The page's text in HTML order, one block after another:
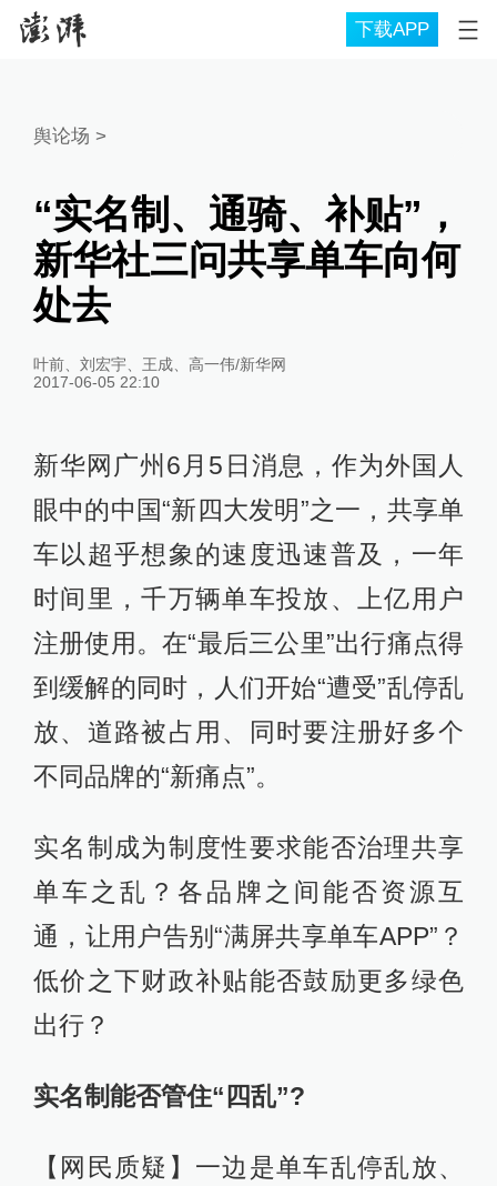
下载APP
舆论场 >
“实名制、通骑、补贴”，
新华社三问共享单车向何
处去
叶前、刘宏宇、王成、高一伟/新华网
2017-06-05 22:10
新华网广州6月5日消息，作为外国人
眼中的中国“新四大发明”之一，共享单
车以超乎想象的速度迅速普及，一年
时间里，千万辆单车投放、上亿用户
注册使用。在“最后三公里”出行痛点得
到缓解的同时，人们开始“遭受”乱停乱
放、道路被占用、同时要注册好多个
不同品牌的“新痛点”。
实名制成为制度性要求能否治理共享
单车之乱？各品牌之间能否资源互
通，让用户告别“满屏共享单车APP”？
低价之下财政补贴能否鼓励更多绿色
出行？
实名制能否管住“四乱”?
【网民质疑】一边是单车乱停乱放、